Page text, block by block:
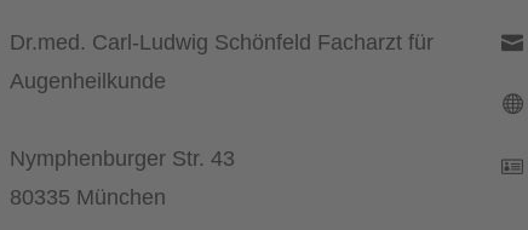
Dr.med. Carl-Ludwig Schönfeld Facharzt für
Augenheilkunde
Nymphenburger Str. 43
80335 München